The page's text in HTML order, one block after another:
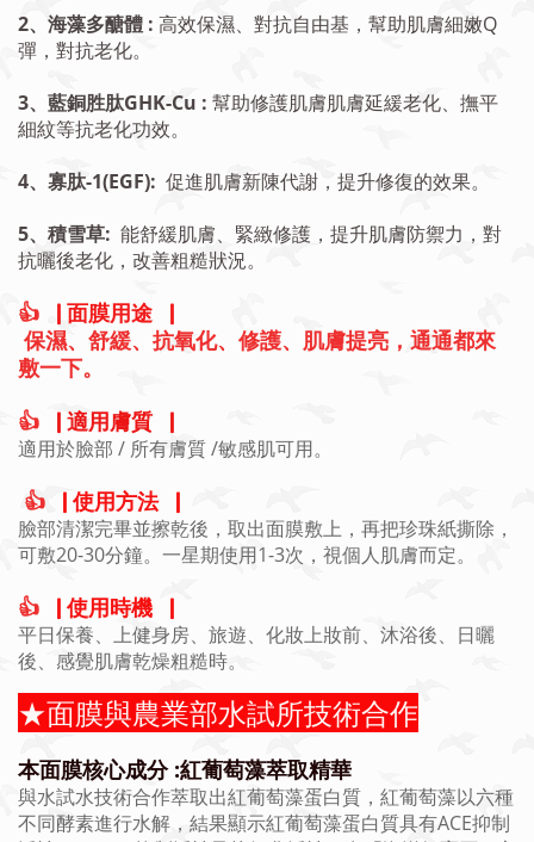
2、海藻多醣體 : 高效保濕、對抗自由基，幫助肌膚細嫩Q
彈，對抗老化。
3、藍銅胜肽GHK-Cu : 幫助修護肌膚肌膚延緩老化、撫平
細紋等抗老化功效。
4、寡肽-1(EGF): 促進肌膚新陳代謝，提升修復的效果。
5、積雪草: 能舒緩肌膚、緊緻修護，提升肌膚防禦力，對
抗曬後老化，改善粗糙狀況。
👍 ▕ 面膜用途▕
保濕、舒緩、抗氧化、修護、肌膚提亮， 通通都來
敷一下。
👍 ▕ 適用膚質▕
適用於臉部 / 所有膚質 /敏感肌可用。
👍 ▕ 使用方法▕
臉部清潔完畢並擦乾後，取出面膜敷上，再把珍珠紙撕除，
可敷20-30分鐘。一星期使用1-3次，視個人肌膚而定。
👍 ▕ 使用時機▕
平日保養、上健身房、旅遊、化妝上妝前、沐浴後、日曬
後、感覺肌膚乾燥粗糙時。
★面膜與農業部水試所技術合作
本面膜核心成分 :紅葡萄藻萃取精華
與水試水技術合作萃取出紅葡萄藻蛋白質，紅葡萄藻以六種
不同酵素進行水解，結果顯示紅葡萄藻蛋白質具有ACE抑制